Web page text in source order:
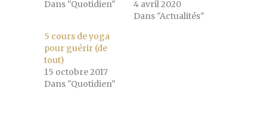
Dans "Quotidien"
4 avril 2020
Dans "Actualités"
5 cours de yoga
pour guérir (de
tout)
15 octobre 2017
Dans "Quotidien"